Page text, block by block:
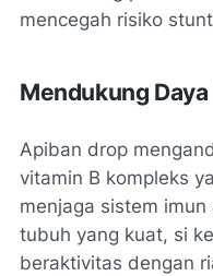
mencegah risiko
Mendukung Daya
Apiban drop
vitamin B kompleks
menjaga sistem
tubuh yang kuat, si
beraktivitas dengan